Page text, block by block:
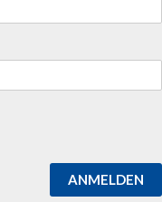
ANMELDEN